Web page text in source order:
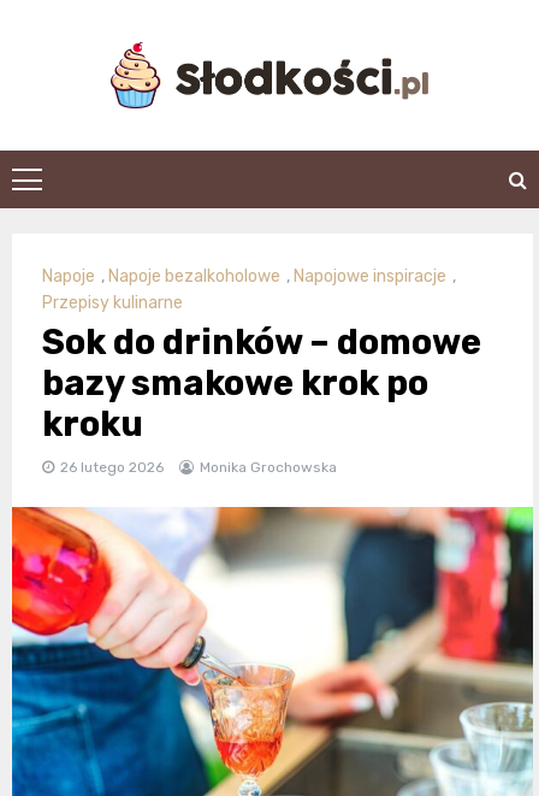
slodkosci.pl
Napoje , Napoje bezalkoholowe , Napojowe inspiracje ,
Przepisy kulinarne
Sok do drinków – domowe
bazy smakowe krok po
kroku
26 lutego 2026 Monika Grochowska